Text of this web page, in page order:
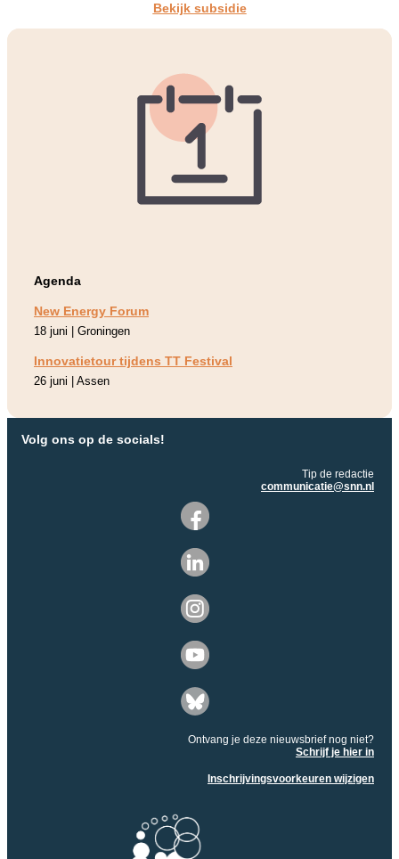
Bekijk subsidie
Agenda
New Energy Forum
18 juni | Groningen
Innovatietour tijdens TT Festival
26 juni | Assen
Volg ons op de socials!
Tip de redactie
communicatie@snn.nl
Ontvang je deze nieuwsbrief nog niet?
Schrijf je hier in
Inschrijvingsvoorkeuren wijzigen